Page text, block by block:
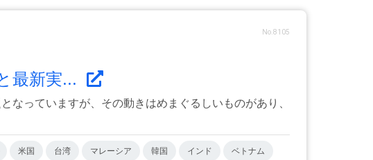
No.8105
最新実...
っていますが、その動きはめまぐるしいものがあり、
米国 台湾 マレーシア 韓国 インド ベトナム